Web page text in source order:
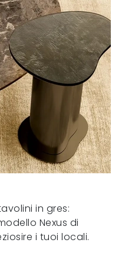
in gres:
Nexus di
i tuoi locali.